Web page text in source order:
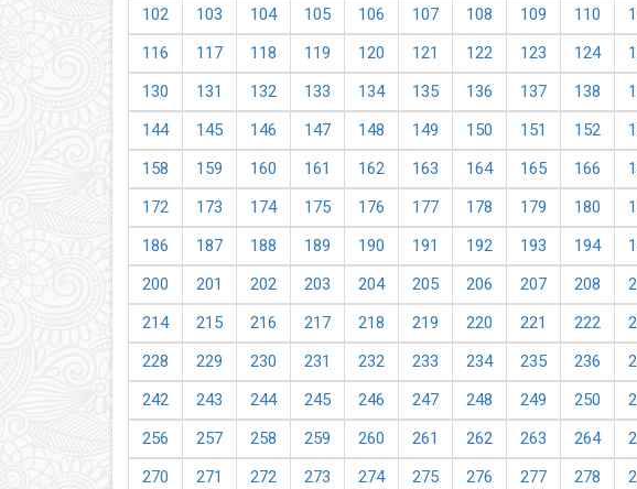
102
103 104 105 106 107 108 109 110
116
117 118 119 120 121 122 123 124
130
131 132 133 134 135 136 137 138
144
145 146 147 148 149 150 151 152
158
159 160 161 162 163 164 165 166
172
173 174 175 176 177 178 179 180
186
187 188 189 190 191 192 193 194
200
201 202 203 204 205 206 207 208
214
215 216 217 218 219 220 221 222
228
229 230 231 232 233 234 235 236
242
243 244 245 246 247 248 249 250
256
257 258 259 260 261 262 263 264
270
271 272 273 274 275 276 277 278